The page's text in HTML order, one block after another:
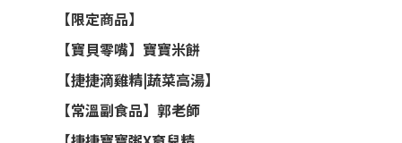
【限定商品】
【寶貝零嘴】寶寶米餅
【捷捷滴雞精|蔬菜高湯】
【常溫副食品】郭老師